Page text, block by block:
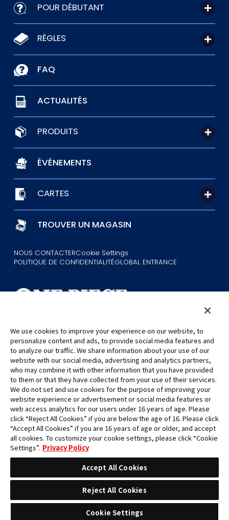
POUR DÉBUTANT
RÈGLES
FAQ
ACTUALITÉS
PRODUITS
ÉVÉNEMENTS
CARTES
TROUVER UN MAGASIN
NOUS CONTACTERCookie Settings
POLITIQUE DE CONFIDENTIALITÉGLOBAL ENTRANCE
©Eiichiro Oda/Shueisha
©Eiichiro Oda/Shueisha, Toei Animation
Toutes les images, textes et données de ce site web ne peuvent être
reproduits sans autorisation.
Veuillez noter que les images utilisées sur ce site peuvent différer du
produit final, car celui-ci est encore en cours de développement.
*Apple et le logo Apple sont des marques commerciales d'Apple
Inc. en Amérique du Nord ou dans la région concernée. App Store
est une marque de service d'Apple Inc.
*Google Play et le logo Google Play sont des marques commerciales
ou des marques déposées de Google LLC.
We use cookies to improve your experience on our website, to
personalize content and ads, to provide social media features and
to analyze our traffic. We share information about your use of our
website with our social media, advertising and analytics partners,
who may combine it with other information that you have provided
to them or that they have collected from your use of their services.
We do not set and use cookies for the purpose of improving your
website experience or advertisement or social media features or
web access analytics for our users under 16 years of age. Please
click “Reject All Cookies” if you are below the age of 16. Please click
“Accept All Cookies” if you are 16 years of age or older, and accept
all cookies. To customize your cookie settings, please click “Cookie
Settings”. Privacy Policy
Accept All Cookies
Reject All Cookies
Cookie Settings